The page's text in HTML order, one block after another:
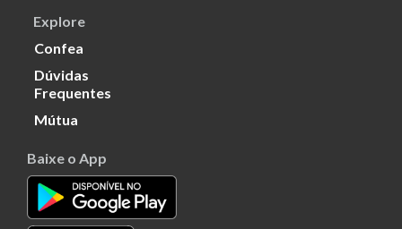
Explore
Confea
Dúvidas
Frequentes
Mútua
Baixe o App